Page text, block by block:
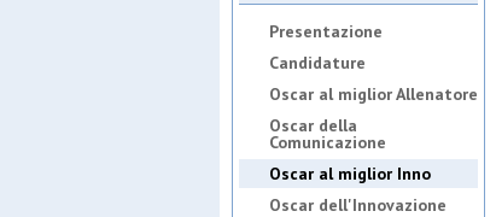
Presentazione
Candidature
Oscar al miglior Allenatore
Oscar della
Comunicazione
Oscar al miglior Inno
Oscar dell'Innovazione